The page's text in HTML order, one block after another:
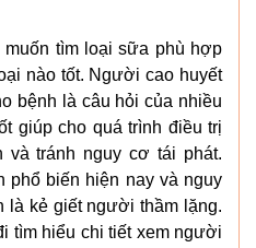
muốn tìm loại sữa phù hợp
nào tốt. Người cao huyết
bệnh là câu hỏi của nhiều
giúp cho quá trình điều trị
tránh nguy cơ tái phát.
phổ biến hiện nay và nguy
là kẻ giết người thầm lặng.
tìm hiểu chi tiết xem người